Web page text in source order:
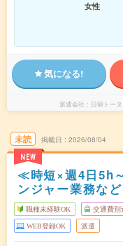
女性
気になる!
派遣会社 日研トー
未読
NEW
掲載日 2026/08/04
≪時短×週4日5h
ンジャー業務など
職種未経験OK 交通費別
WEB登録OK 派遣